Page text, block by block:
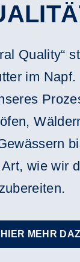
Quality“
im
wie wir
MEHR